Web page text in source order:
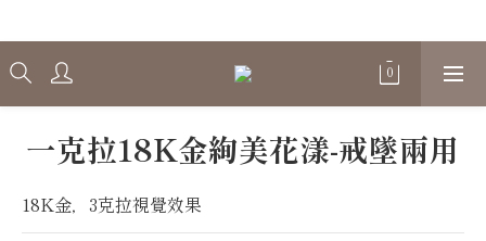
一克拉18K金絢美花漾-戒墜兩用
18K金，3克拉視覺效果